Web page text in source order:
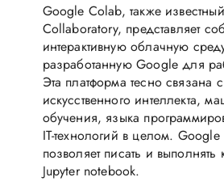
Google Colab, также
Collaboratory, представляет
интерактивную облачную
разработанную Google для
Эта платформа тесно связана
искусственного интеллекта,
обучения, языка
IT-технологий в целом.
позволяет писать и
Jupyter notebook.